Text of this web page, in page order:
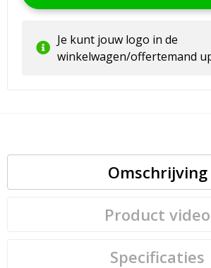
Je kunt jouw logo in de
winkelwagen/offertemand
Omschrijving
Product video
Specificaties